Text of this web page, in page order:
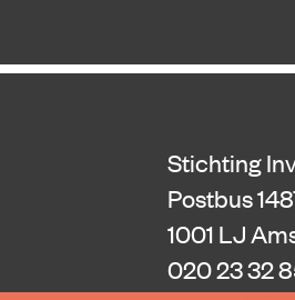
Stichting
Postbus
1001 LJ
020 23 32